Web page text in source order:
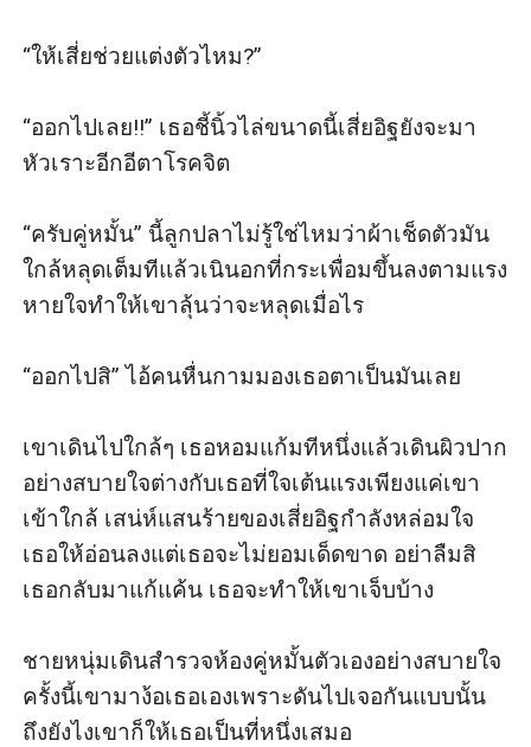
“ให้เสี่ยช่วยแต่งตัวไหม?”
“ออกไปเลย!!” เธอชี้นิ้วไล่ขนาดนี้เสี่ยอิฐยังจะมา
หัวเราะอีกอีตาโรคจิต
“ครับคู่หมั้น” นี้ลูกปลาไม่รู้ใช่ไหมว่าผ้าเช็ดตัวมัน
ใกล้หลุดเต็มทีแล้วเนินอกที่กระเพื่อมขึ้นลงตามแรง
หายใจทำให้เขาลุ้นว่าจะหลุดเมื่อไร
“ออกไปสิ” ไอ้คนหื่นกามมองเธอตาเป็นมันเลย
เขาเดินไปใกล้ๆ เธอหอมแก้มทีหนึ่งแล้วเดินผิวปาก
อย่างสบายใจต่างกับเธอที่ใจเต้นแรงเพียงแค่เขา
เข้าใกล้ เสน่ห์แสนร้ายของเสี่ยอิฐกำลังหล่อมใจ
เธอให้อ่อนลงแต่เธอจะไม่ยอมเด็ดขาด อย่าลืมสิ
เธอกลับมาแก้แค้น เธอจะทำให้เขาเจ็บบ้าง
ชายหนุ่มเดินสำรวจห้องคู่หมั้นตัวเองอย่างสบายใจ
ครั้งนี้เขามาง้อเธอเองเพราะดันไปเจอกันแบบนั้น
ถึงยังไงเขาก็ให้เธอเป็นที่หนึ่งเสมอ